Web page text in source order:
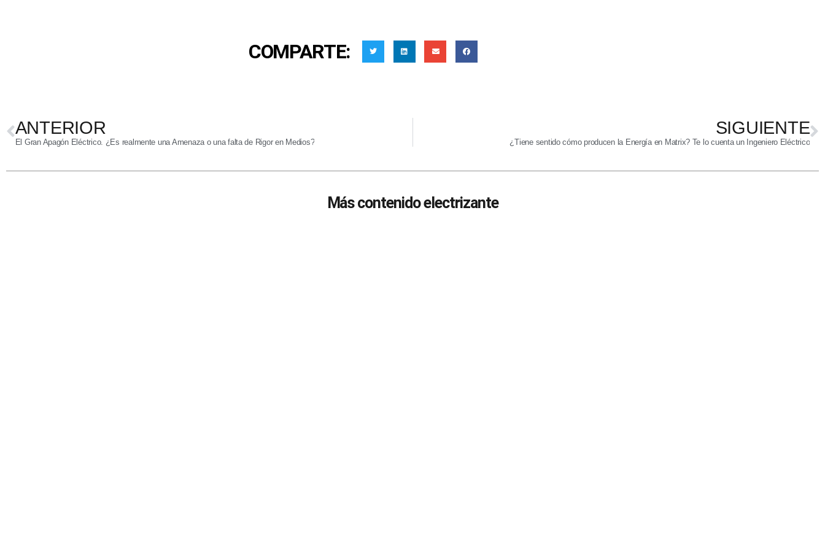
COMPARTE:
ANTERIOR
El Gran Apagón Eléctrico. ¿Es realmente una Amenaza o una falta de Rigor en Medios?
SIGUIENTE
¿Tiene sentido cómo producen la Energía en Matrix? Te lo cuenta un Ingeniero Eléctrico
Más contenido electrizante